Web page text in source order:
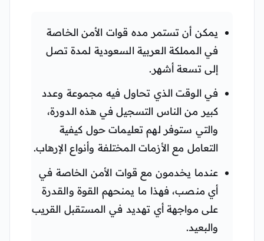
يمكن أن تستمر مده قوات الأمن الخاصة
في المملكة العربية السعودية لمدة تصل
إلى تسعة أشهر.
في الوقت الذي تحاول فيه مجموعة وعدد
كبير من الناس التسجيل في هذه الدورة،
والتي ستوفر لهم تعليمات حول كيفية
التعامل مع الأزمات المختلفة وأنواع الإرهاب.
عندما يخدمون مع قوات الأمن الخاصة في
أي منصب، فهذا ما يمنحهم القوة والقدرة
على مواجهة أي تهديد في المستقبل القريب
والبعيد.